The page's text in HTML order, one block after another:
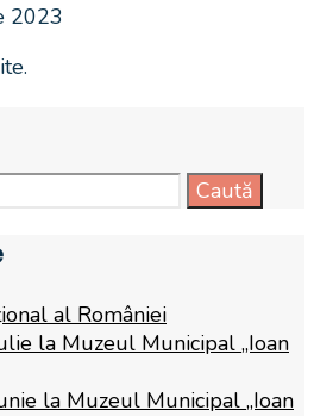
2023
Caută
al României
la Muzeul Municipal „Ioan
la Muzeul Municipal „Ioan